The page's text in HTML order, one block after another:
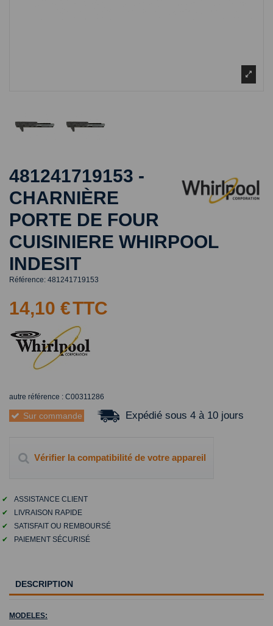
481241719153 -
CHARNIÈRE
PORTE DE FOUR
CUISINIERE WHIRPOOL
INDESIT
Référence: 481241719153
14,10 €TTC
autre référence : C00311286
Sur commande Expédié sous 4 à 10 jours
Vérifier la compatibilité de votre appareil
✔
ASSISTANCE CLIENT
✔
LIVRAISON RAPIDE
✔
SATISFAIT OU REMBOURSÉ
✔
PAIEMENT SÉCURISÉ
DESCRIPTION
MODELES: